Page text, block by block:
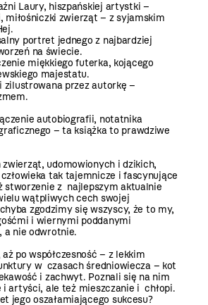
Laury, hiszpańskiej artystki –
miłośniczki zwierząt – z syjamskim
portret jednego z najbardziej
na świecie.
miękkiego futerka, kojącego
majestatu.
zilustrowana przez autorkę –
autobiografii, notatnika
– ta książka to prawdziwe
udomowionych i dzikich,
tak tajemnicze i fascynujące
stworzenie z najlepszym aktualnie
wątpliwych cech swojej
zgodzimy się wszyscy, że to my,
i wiernymi poddanymi
a nie odwrotnie.
po współczesność – z lekkim
w czasach średniowiecza – kot
i zachwyt. Poznali się na nim
i artyści, ale też mieszczanie i chłopi.
jego oszałamiającego sukcesu?